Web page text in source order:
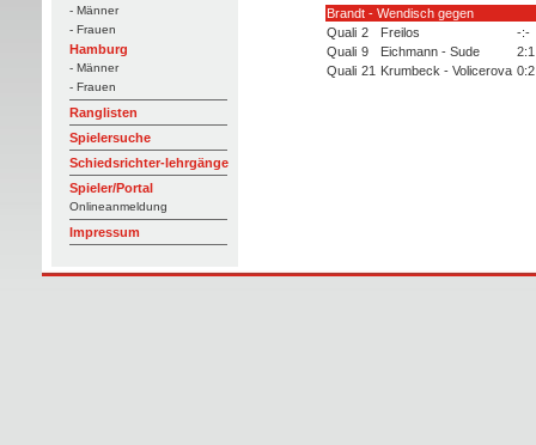
- Männer
- Frauen
Hamburg
- Männer
- Frauen
Ranglisten
Spielersuche
Schiedsrichter-lehrgänge
Spieler/Portal
Onlineanmeldung
Impressum
Brandt - Wendisch gegen
Quali 2 Freilos
-:-
Quali 9 Eichmann - Sude
Quali 21 Krumbeck - Volicerova